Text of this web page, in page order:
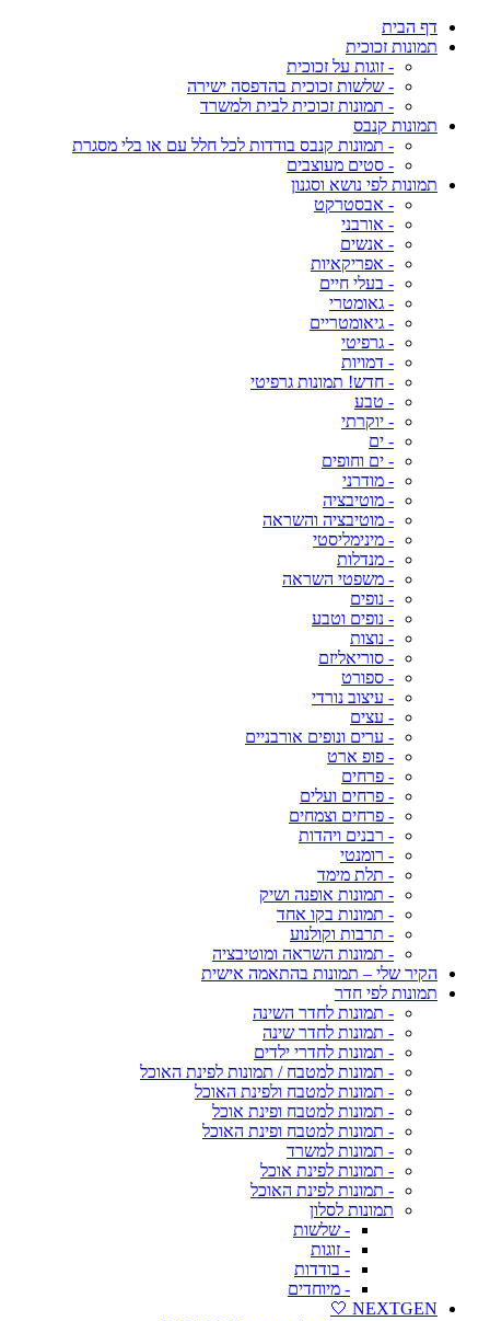
דף הבית
תמונות זכוכית
- זוגות על זכוכית
- שלשות זכוכית בהדפסה ישירה
- תמונות זכוכית לבית ולמשרד
תמונות קנבס
- תמונות קנבס בודדות לכל חלל עם או בלי מסגרת
- סטים מעוצבים
תמונות לפי נושא וסגנון
- אבסטרקט
- אורבני
- אנשים
- אפריקאיות
- בעלי חיים
- גאומטרי
- גיאומטריים
- גרפיטי
- דמויות
- חדש! תמונות גרפיטי
- טבע
- יוקרתי
- ים
- ים וחופים
- מודרני
- מוטיבציה
- מוטיבציה והשראה
- מינימליסטי
- מנדלות
- משפטי השראה
- נופים
- נופים וטבע
- נוצות
- סוריאליזם
- ספורט
- עיצוב נורדי
- עצים
- ערים ונופים אורבניים
- פופ ארט
- פרחים
- פרחים ועלים
- פרחים וצמחים
- רבנים ויהדות
- רומנטי
- תלת מימד
- תמונות אופנה ושיק
- תמונות בקו אחד
- תרבות וקולנוע
- תמונות השראה ומוטיבציה
הקיר שלי – תמונות בהתאמה אישית
תמונות לפי חדר
- תמונות לחדר השינה
- תמונות לחדר שינה
- תמונות לחדרי ילדים
- תמונות למטבח / תמונות לפינת האוכל
- תמונות למטבח ולפינת האוכל
- תמונות למטבח ופינת אוכל
- תמונות למטבח ופינת האוכל
- תמונות למשרד
- תמונות לפינת אוכל
- תמונות לפינת האוכל
תמונות לסלון
- שלשות
- זוגות
- בודדות
- מיוחדים
NEXTGEN 🤍